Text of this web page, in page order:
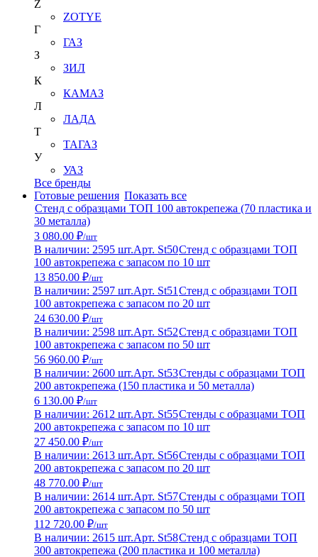
Z
ZOTYE
Г
ГАЗ
З
ЗИЛ
К
КАМАЗ
Л
ЛАДА
Т
ТАГАЗ
У
УАЗ
Все бренды
Готовые решения Показать все
Стенд с образцами ТОП 100 автокрепежа (70 пластика и
30 металла)
3 080.00 ₽/шт
В наличии: 2595 шт.Арт. St50Стенд с образцами ТОП
100 автокрепежа с запасом по 10 шт
13 850.00 ₽/шт
В наличии: 2597 шт.Арт. St51 Стенд с образцами ТОП
100 автокрепежа с запасом по 20 шт
24 630.00 ₽/шт
В наличии: 2598 шт.Арт. St52Стенд с образцами ТОП
100 автокрепежа с запасом по 50 шт
56 960.00 ₽/шт
В наличии: 2600 шт.Арт. St53Стенды с образцами ТОП
200 автокрепежа (150 пластика и 50 металла)
6 130.00 ₽/шт
В наличии: 2612 шт.Арт. St55Стенды с образцами ТОП
200 автокрепежа с запасом по 10 шт
27 450.00 ₽/шт
В наличии: 2613 шт.Арт. St56Стенды с образцами ТОП
200 автокрепежа с запасом по 20 шт
48 770.00 ₽/шт
В наличии: 2614 шт.Арт. St57Стенды с образцами ТОП
200 автокрепежа с запасом по 50 шт
112 720.00 ₽/шт
В наличии: 2615 шт.Арт. St58Стенд с образцами ТОП
300 автокрепежа (200 пластика и 100 металла)